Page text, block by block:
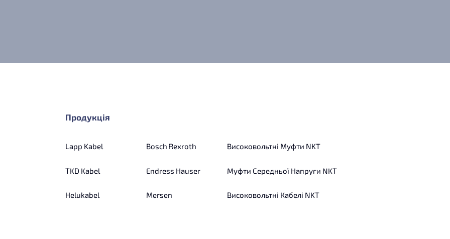
Продукція
Lapp Kabel Bosch Rexroth Високовольтні Муфти NKT
TKD Kabel Endress Hauser Муфти Середньої Напруги NKT
Helukabel Mersen Високовольтні Кабелі NKT